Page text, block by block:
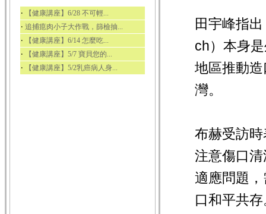
‧ 【健康講座】6/28 不可輕...
‧ 追捕瘜肉小子大作戰，篩檢抽...
‧ 【健康講座】6/14 怎麼吃...
‧ 【健康講座】5/7 寶貝您的...
‧ 【健康講座】5/2乳癌病人身...
田宇峰指
ch）本身
地區推動
灣。
布赫受訪
注意傷口
適應問題
口和平共